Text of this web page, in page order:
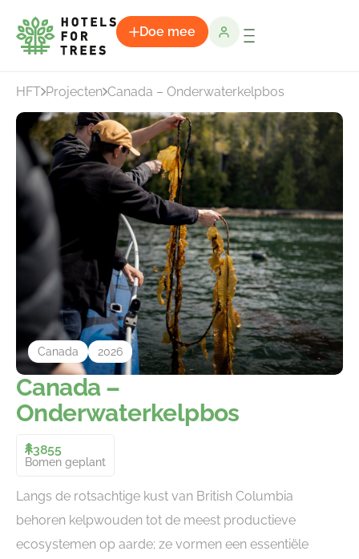
Doe mee
HFT Projecten Canada – Onderwaterkelpbos
Canada –
Onderwaterkelpbos
3855
Bomen geplant
Langs de rotsachtige kust van British Columbia
behoren kelpwouden tot de meest productieve
ecosystemen op aarde; ze vormen een essentiële
Canada 2026